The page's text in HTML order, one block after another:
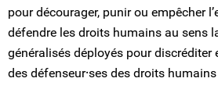
pour décourager, punir ou empêcher
défendre les droits humains au sens
généralisés déployés pour
des défenseur⸱ses des droits